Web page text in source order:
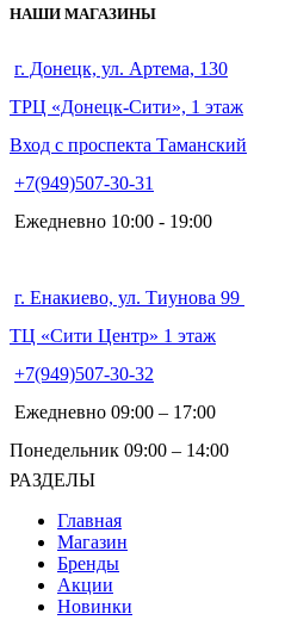
Бытовая химия
НАШИ МАГАЗИНЫ
г. Донецк, ул. Артема, 130
ТРЦ «Донецк-Сити», 1 этаж
Вход с проспекта Таманский
+7(949)507-30-31
Ежедневно 10:00 - 19:00
г. Енакиево, ул. Тиунова 99
ТЦ «Сити Центр» 1 этаж
+7(949)507-30-32
Ежедневно 09:00 – 17:00
Понедельник 09:00 – 14:00
РАЗДЕЛЫ
Главная
Магазин
Бренды
Акции
Новинки